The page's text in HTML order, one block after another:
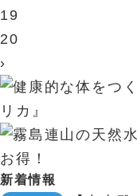
19
20
›
新着情報